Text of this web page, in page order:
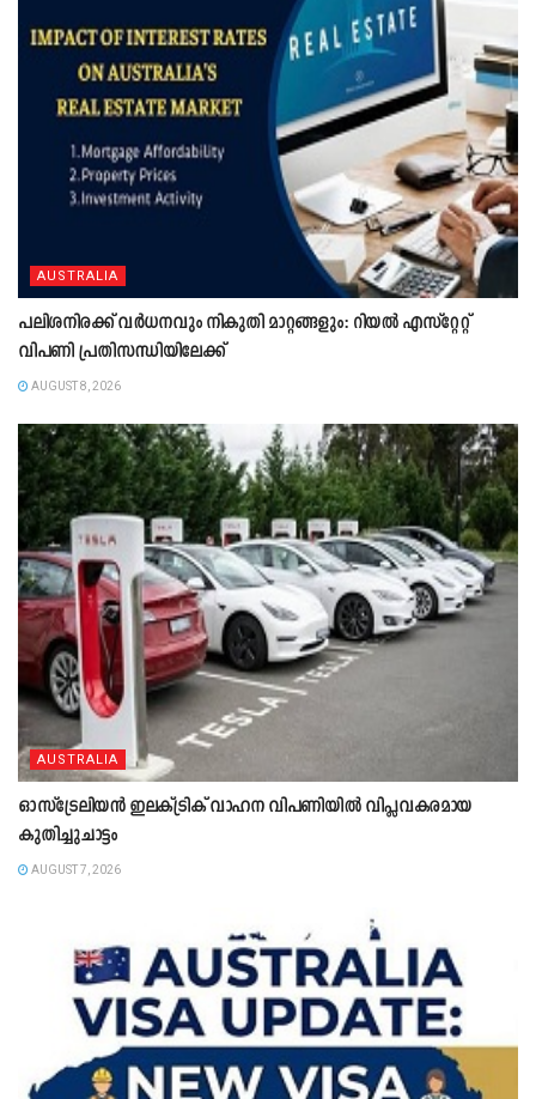
AUSTRALIA
പലിശനിരക്ക് വർധനവും നികുതി മാറ്റങ്ങളും: റിയൽ എസ്റ്റേറ്റ്
വിപണി പ്രതിസന്ധിയിലേക്ക്
AUGUST 8, 2026
AUSTRALIA
ഓസ്‌ട്രേലിയൻ ഇലക്ട്രിക് വാഹന വിപണിയിൽ വിപ്ലവകരമായ
കുതിച്ചുചാട്ടം
AUGUST 7, 2026